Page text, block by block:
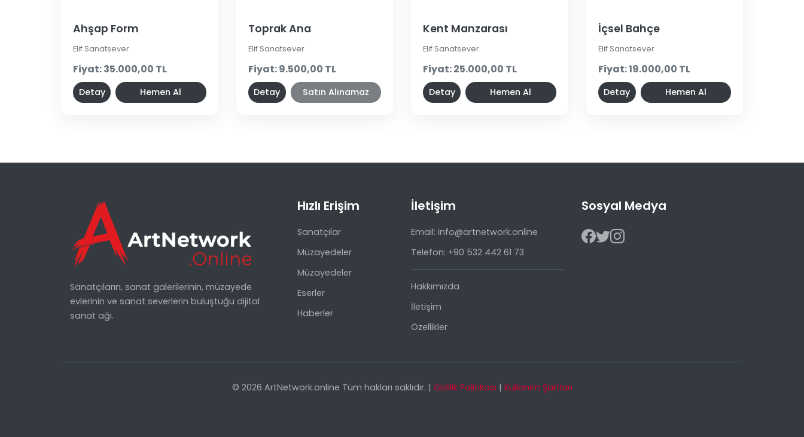
Ahşap Form
Elif Sanatsever
Fiyat: 35.000,00 TL
Detay Hemen Al
Toprak Ana
Elif Sanatsever
Fiyat: 9.500,00 TL
Detay Satın Alınamaz
Kent Manzarası
Elif Sanatsever
Fiyat: 25.000,00 TL
Detay Hemen Al
İçsel Bahçe
Elif Sanatsever
Fiyat: 19.000,00 TL
Detay Hemen Al
Sanatçıların, sanat galerilerinin, müzayede
evlerinin ve sanat severlerin buluştuğu dijital
sanat ağı.
Hızlı Erişim
Sanatçılar
Müzayedeler
Müzayedeler
Eserler
Haberler
İletişim
Email: info@artnetwork.online
Telefon: +90 532 442 61 73
Hakkımızda
İletişim
Özellikler
Sosyal Medya
© 2026 ArtNetwork.online Tüm hakları saklıdır. | Gizlilik Politikası | Kullanım Şartları